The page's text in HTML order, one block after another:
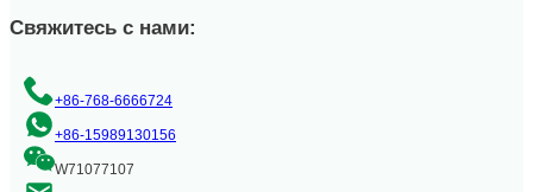
Свяжитесь с нами:
+86-768-6666724
+86-15989130156
W71077107